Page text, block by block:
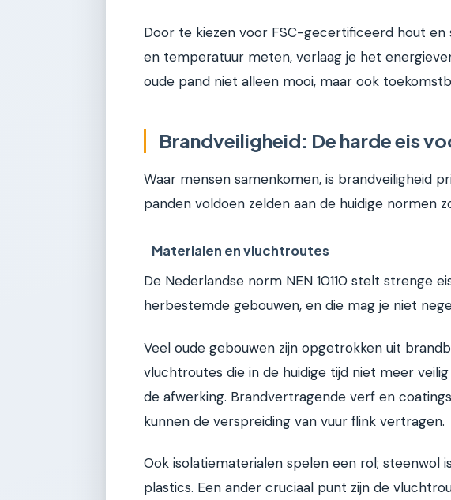
Door te kiezen voor FSC-gecertificeerd hout
en temperatuur meten, verlaag je het
oude pand niet alleen mooi, maar ook
Brandveiligheid: De harde eis
Waar mensen samenkomen, is brandveiligheid
panden voldoen zelden aan de huidige normen
Materialen en vluchtroutes
De Nederlandse norm NEN 10110 stelt strenge
herbestemde gebouwen, en die mag je niet
Veel oude gebouwen zijn opgetrokken uit
vluchtroutes die in de huidige tijd niet meer
de afwerking. Brandvertragende verf en
kunnen de verspreiding van vuur flink vertragen.
Ook isolatiematerialen spelen een rol; steenwol
plastics. Een ander cruciaal punt zijn de